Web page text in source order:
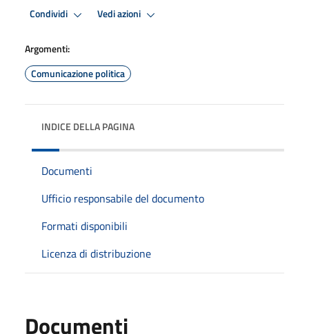
Condividi Vedi azioni
Argomenti:
Comunicazione politica
INDICE DELLA PAGINA
Documenti
Ufficio responsabile del documento
Formati disponibili
Licenza di distribuzione
Documenti